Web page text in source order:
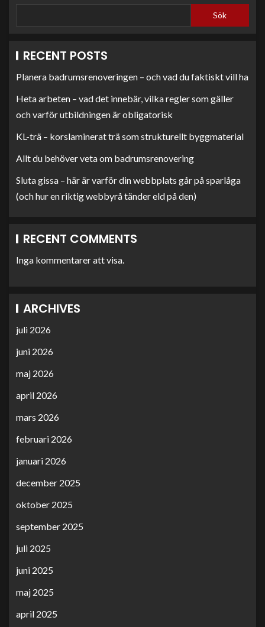
Sök
RECENT POSTS
Planera badrumsrenoveringen – och vad du faktiskt vill ha
Heta arbeten – vad det innebär, vilka regler som gäller
och varför utbildningen är obligatorisk
KL-trä – korslaminerat trä som strukturellt byggmaterial
Allt du behöver veta om badrumsrenovering
Sluta gissa – här är varför din webbplats går på sparlåga
(och hur en riktig webbyrå tänder eld på den)
RECENT COMMENTS
Inga kommentarer att visa.
ARCHIVES
juli 2026
juni 2026
maj 2026
april 2026
mars 2026
februari 2026
januari 2026
december 2025
oktober 2025
september 2025
juli 2025
juni 2025
maj 2025
april 2025